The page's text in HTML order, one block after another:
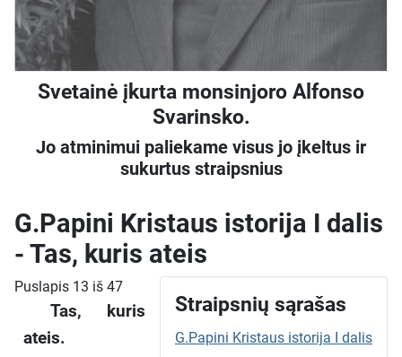
Svetainė įkurta monsinjoro Alfonso
Svarinsko.
Jo atminimui paliekame visus jo įkeltus ir
sukurtus straipsnius
G.Papini Kristaus istorija I dalis
- Tas, kuris ateis
Straipsnių sąrašas
G.Papini Kristaus istorija I dalis
Puslapis 13 iš 47
Tas, kuris
ateis.